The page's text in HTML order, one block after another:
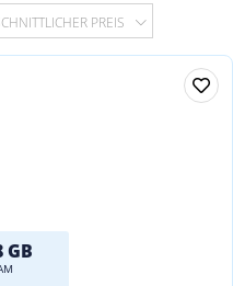
PREIS
GB